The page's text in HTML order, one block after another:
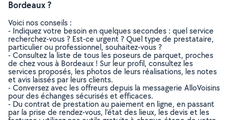
Bordeaux ?
Voici nos conseils :
- Indiquez votre besoin en quelques secondes : quel service
recherchez-vous ? Est-ce urgent ? Quel type de prestataire,
particulier ou professionnel, souhaitez-vous ?
- Consultez la liste de tous les poseurs de parquet, proches
de chez vous à Bordeaux ! Sur leur profil, consultez les
services proposés, les photos de leurs réalisations, les notes
et avis laissés par leurs clients.
- Conversez avec les offreurs depuis la messagerie AlloVoisins
pour des échanges sécurisés et efficaces.
- Du contrat de prestation au paiement en ligne, en passant
par la prise de rendez-vous, l’état des lieux, les devis et les